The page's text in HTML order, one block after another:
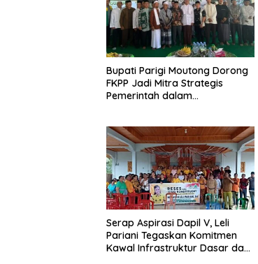
Bupati Parigi Moutong Dorong
FKPP Jadi Mitra Strategis
Pemerintah dalam
Serap Aspirasi Dapil V, Leli
Pariani Tegaskan Komitmen
Kawal Infrastruktur Dasar dan